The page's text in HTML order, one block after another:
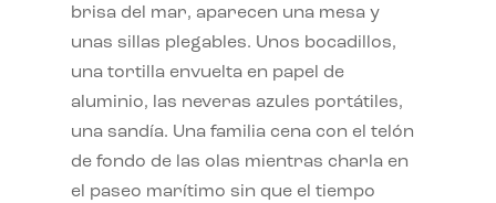
brisa del mar, aparecen una mesa y
unas sillas plegables. Unos bocadillos,
una tortilla envuelta en papel de
aluminio, las neveras azules portátiles,
una sandía. Una familia cena con el telón
de fondo de las olas mientras charla en
el paseo marítimo sin que el tiempo